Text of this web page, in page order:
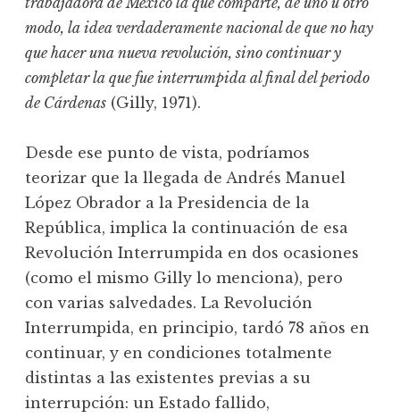
modo, la idea verdaderamente nacional de que no hay
que hacer una nueva revolución, sino continuar y
completar la que fue interrumpida al final del periodo
de Cárdenas (Gilly, 1971).
Desde ese punto de vista, podríamos
teorizar que la llegada de Andrés Manuel
López Obrador a la Presidencia de la
República, implica la continuación de esa
Revolución Interrumpida en dos ocasiones
(como el mismo Gilly lo menciona), pero
con varias salvedades. La Revolución
Interrumpida, en principio, tardó 78 años en
continuar, y en condiciones totalmente
distintas a las existentes previas a su
interrupción: un Estado fallido,